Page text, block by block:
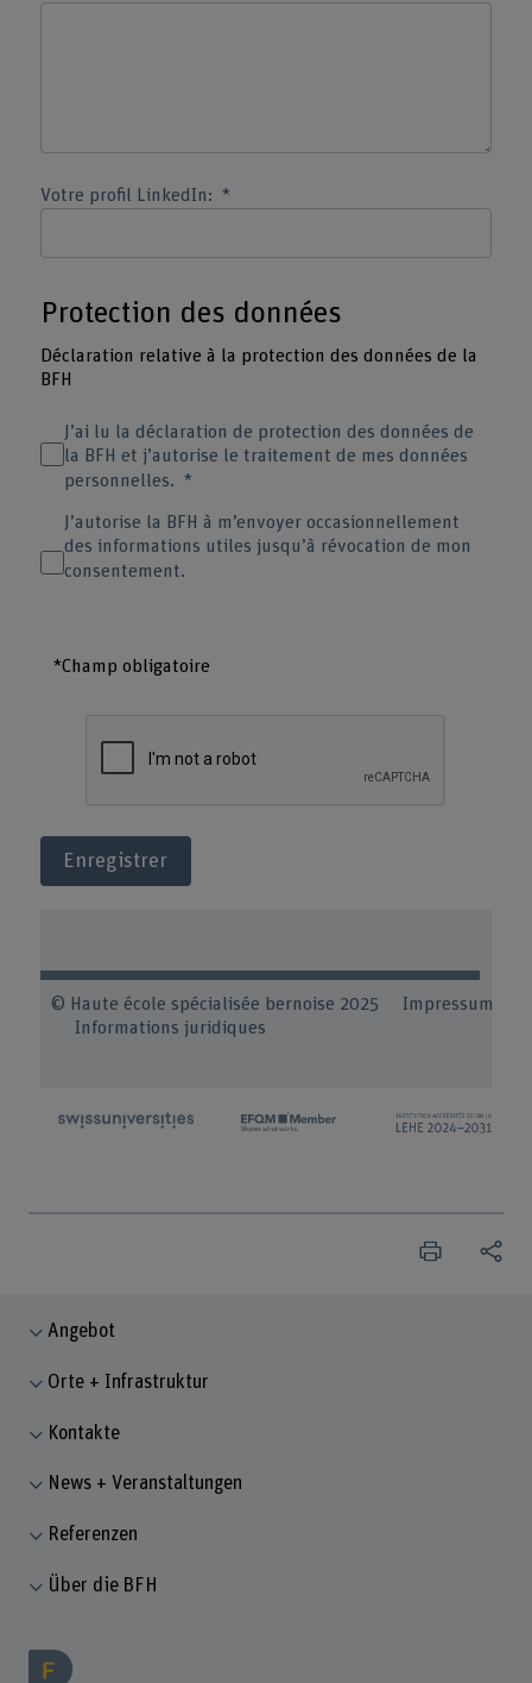
Votre profil LinkedIn:
Protection des données
Déclaration relative à la protection des données de la
BFH
J’ai lu la déclaration de protection des données de
la BFH et j’autorise le traitement de mes données
personnelles.
J’autorise la BFH à m’envoyer occasionnellement
des informations utiles jusqu’à révocation de mon
consentement.
*Champ obligatoire
Enregistrer
© Haute école spécialisée bernoise 2025 Impressum
Informations juridiques
Angebot
Orte + Infrastruktur
Kontakte
News + Veranstaltungen
Referenzen
Über die BFH